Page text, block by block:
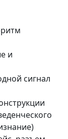
и
сигнал